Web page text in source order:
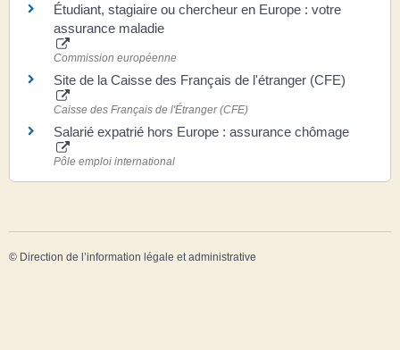
Étudiant, stagiaire ou chercheur en Europe : votre
assurance maladie
Commission européenne
Site de la Caisse des Français de l'étranger (CFE)
Caisse des Français de l'Étranger (CFE)
Salarié expatrié hors Europe : assurance chômage
Pôle emploi international
© Direction de l’information légale et administrative